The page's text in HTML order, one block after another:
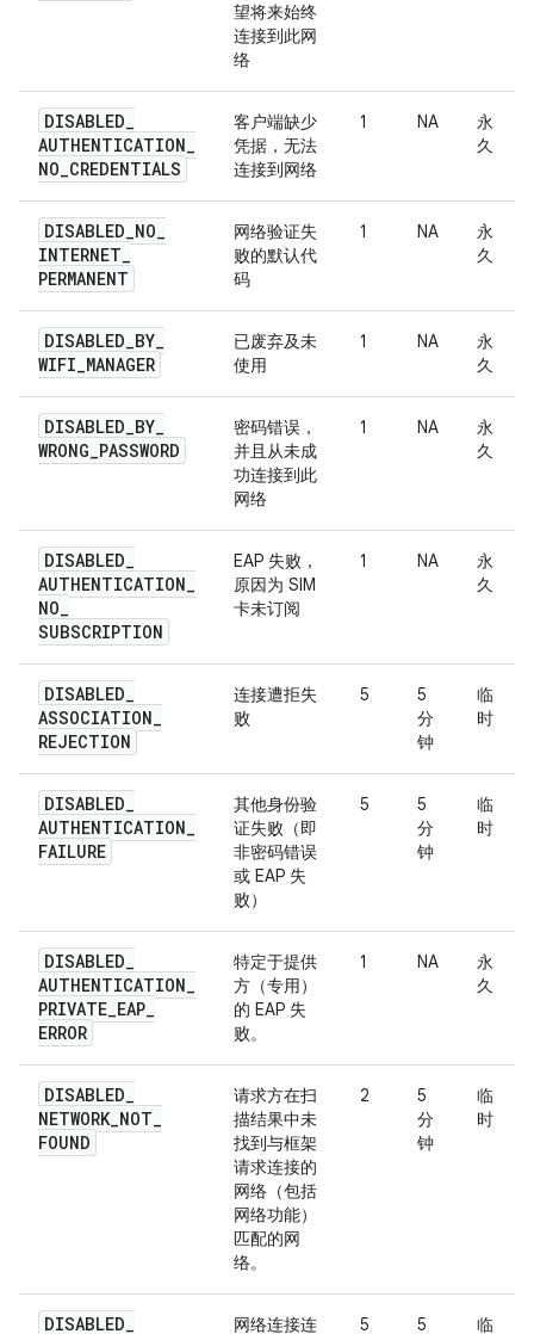
望将来始终
连接到此网
络
DISABLED_
AUTHENTICATION_
NO_CREDENTIALS
客户端缺少
凭据，无法
连接到网络
1 NA
永
久
DISABLED_NO_
INTERNET_
PERMANENT
网络验证失
败的默认代
码
1 NA
永
久
DISABLED_BY_
WIFI_MANAGER
已废弃及未
使用
1 NA
永
久
DISABLED_BY_
WRONG_PASSWORD
密码错误，
并且从未成
功连接到此
网络
1 NA
永
久
DISABLED_
AUTHENTICATION_
NO_
SUBSCRIPTION
EAP 失败，
原因为 SIM
卡未订阅
1 NA
永
久
DISABLED_
ASSOCIATION_
REJECTION
连接遭拒失
败
5
5
分
钟
临
时
DISABLED_
AUTHENTICATION_
FAILURE
其他身份验
证失败（即
非密码错误
或 EAP 失
败）
5
5
分
钟
临
时
DISABLED_
AUTHENTICATION_
PRIVATE_EAP_
ERROR
特定于提供
方（专用）
的 EAP 失
败。
1 NA
永
久
DISABLED_
NETWORK_NOT_
FOUND
请求方在扫
描结果中未
找到与框架
请求连接的
网络（包括
网络功能）
匹配的网
络。
2
5
分
钟
临
时
DISABLED_ 网络连接连 5 5 临